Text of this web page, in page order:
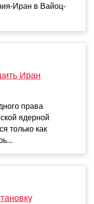
Иран в Вайоц-
Иран
права
ядерной
только как